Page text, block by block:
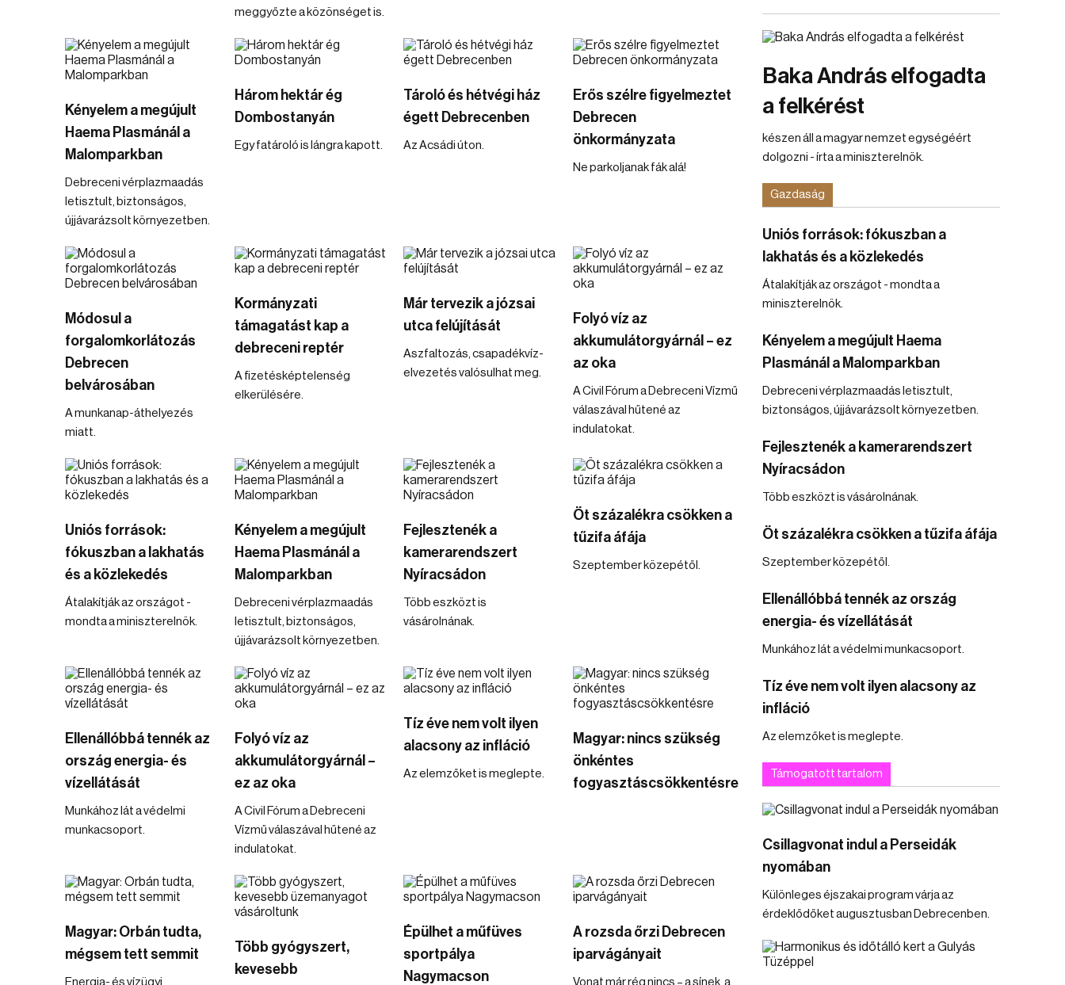
meggyőzte a közönséget is.
Kényelem a megújult
Haema Plasmánál a
Malomparkban
Debreceni vérplazmaadás
letisztult, biztonságos,
újjávarázsolt környezetben.
Három hektár ég
Dombostanyán
Egy fatároló is lángra kapott.
Tároló és hétvégi ház
égett Debrecenben
Az Acsádi úton.
Erős szélre figyelmeztet
Debrecen
önkormányzata
Ne parkoljanak fák alá!
Módosul a
forgalomkorlátozás
Debrecen
belvárosában
A munkanap-áthelyezés
miatt.
Kormányzati
támagatást kap a
debreceni reptér
A fizetésképtelenség
elkerülésére.
Már tervezik a józsai
utca felújítását
Aszfaltozás, csapadékvíz-
elvezetés valósulhat meg.
Folyó víz az
akkumulátorgyárnál – ez
az oka
A Civil Fórum a Debreceni Vízmű
válaszával hűtené az
indulatokat.
Uniós források:
fókuszban a lakhatás
és a közlekedés
Átalakítják az országot -
mondta a miniszterelnök.
Kényelem a megújult
Haema Plasmánál a
Malomparkban
Debreceni vérplazmaadás
letisztult, biztonságos,
újjávarázsolt környezetben.
Fejlesztenék a
kamerarendszert
Nyíracsádon
Több eszközt is
vásárolnának.
Öt százalékra csökken a
tűzifa áfája
Szeptember közepétől.
Ellenállóbbá tennék az
ország energia- és
vízellátását
Munkához lát a védelmi
munkacsoport.
Folyó víz az
akkumulátorgyárnál –
ez az oka
A Civil Fórum a Debreceni
Vízmű válaszával hűtené az
indulatokat.
Tíz éve nem volt ilyen
alacsony az infláció
Az elemzőket is meglepte.
Magyar: nincs szükség
önkéntes
fogyasztáscsökkentésre
Magyar: Orbán tudta,
mégsem tett semmit
Energia- és vízügyi
Több gyógyszert,
kevesebb
Épülhet a műfüves
sportpálya
Nagymacson
A rozsda őrzi Debrecen
iparvágányait
Vonat már rég nincs – a sínek, a
Baka András elfogadta
a felkérést
készen áll a magyar nemzet egységéért
dolgozni - írta a miniszterelnök.
Gazdaság
Uniós források: fókuszban a
lakhatás és a közlekedés
Átalakítják az országot - mondta a
miniszterelnök.
Kényelem a megújult Haema
Plasmánál a Malomparkban
Debreceni vérplazmaadás letisztult,
biztonságos, újjávarázsolt környezetben.
Fejlesztenék a kamerarendszert
Nyíracsádon
Több eszközt is vásárolnának.
Öt százalékra csökken a tűzifa áfája
Szeptember közepétől.
Ellenállóbbá tennék az ország
energia- és vízellátását
Munkához lát a védelmi munkacsoport.
Tíz éve nem volt ilyen alacsony az
infláció
Az elemzőket is meglepte.
Támogatott tartalom
Csillagvonat indul a Perseidák
nyomában
Különleges éjszakai program várja az
érdeklődőket augusztusban Debrecenben.